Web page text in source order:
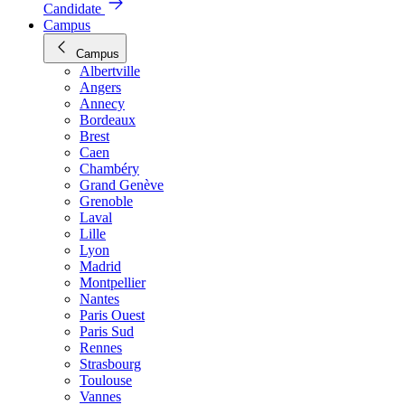
Candidate
Campus
Campus
Albertville
Angers
Annecy
Bordeaux
Brest
Caen
Chambéry
Grand Genève
Grenoble
Laval
Lille
Lyon
Madrid
Montpellier
Nantes
Paris Ouest
Paris Sud
Rennes
Strasbourg
Toulouse
Vannes